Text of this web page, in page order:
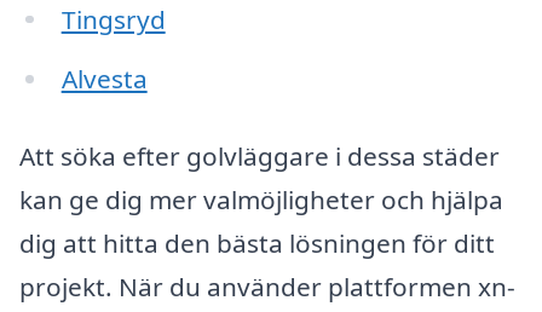
Tingsryd
Alvesta
Att söka efter golvläggare i dessa städer
kan ge dig mer valmöjligheter och hjälpa
dig att hitta den bästa lösningen för ditt
projekt. När du använder plattformen xn-